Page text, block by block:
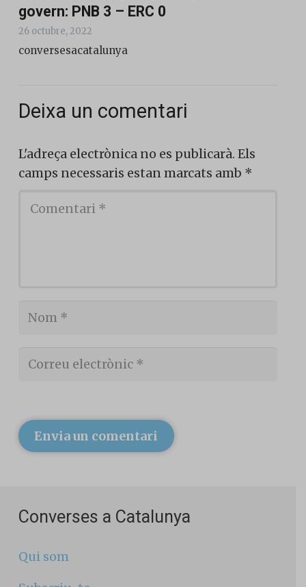
govern: PNB 3 – ERC 0
26 octubre, 2022
conversesacatalunya
Deixa un comentari
L'adreça electrònica no es publicarà. Els
camps necessaris estan marcats amb *
Envia un comentari
Converses a Catalunya
Qui som